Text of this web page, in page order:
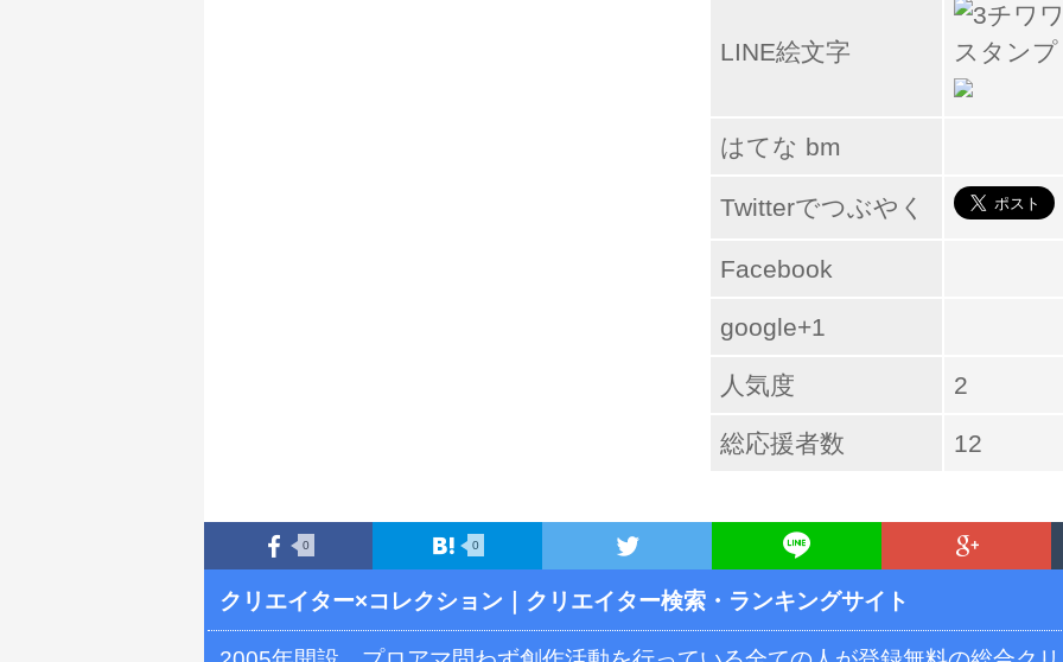
LINE絵文字
はてな bm
Twitterでつぶやく
Facebook
google+1
人気度 2
総応援者数 12
0 0
クリエイター×コレクション ｜クリエイター検索・ランキングサイト